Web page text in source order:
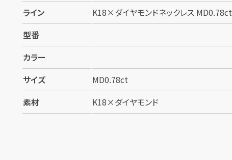
ライン
K18×ダイヤモンドネックレス MD0.78ct
型番
カラー
サイズ
MD0.78ct
素材
K18×ダイヤモンド